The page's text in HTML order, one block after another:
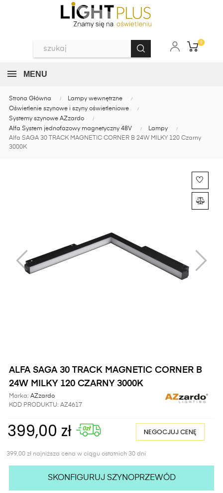
0
MENU
Strona Główna
Lampy wewnętrzne
Oświetlenie szynowe i szyny oświetleniowe
Systemy szynowe AZzardo
Alfa System jednofazowy magnetyczny 48V
Lampy
Alfa SAGA 30 TRACK MAGNETIC CORNER B 24W MILKY 120 Czarny
3000K
ALFA SAGA 30 TRACK MAGNETIC CORNER B
24W MILKY 120 CZARNY 3000K
Marka: AZzardo
KOD PRODUKTU: AZ4617
399,00 zł NEGOCJUJ CENĘ
399,00 zł najniższa cena w ciągu ostatnich 30 dni
SKONFIGURUJ SZYNOPRZEWÓD